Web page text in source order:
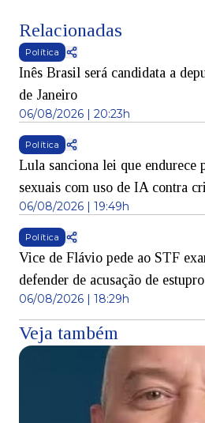
Relacionadas
Política
Inês Brasil será candidata a
de Janeiro
06/08/2026 | 20:23h
Política
Lula sanciona lei que endurece
sexuais com uso de IA contra
06/08/2026 | 19:49h
Política
Vice de Flávio pede ao STF
defender de acusação de
06/08/2026 | 18:29h
Veja também